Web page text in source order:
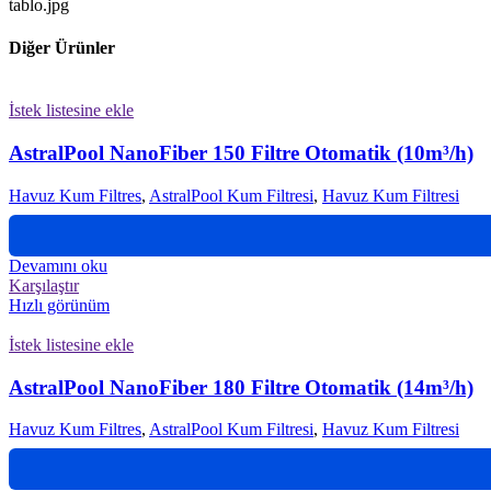
tablo.jpg
Diğer Ürünler
İstek listesine ekle
AstralPool NanoFiber 150 Filtre Otomatik (10m³/h)
Havuz Kum Filtres, AstralPool Kum Filtresi, Havuz Kum Filtresi
Devamını oku
Karşılaştır
Hızlı görünüm
İstek listesine ekle
AstralPool NanoFiber 180 Filtre Otomatik (14m³/h)
Havuz Kum Filtres, AstralPool Kum Filtresi, Havuz Kum Filtresi